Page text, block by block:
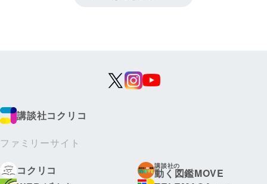
講談社コクリコ
ファミリーサイト
コクリコ
講談社の
動く図鑑MOVE